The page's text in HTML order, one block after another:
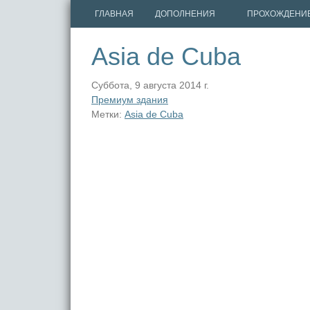
ГЛАВНАЯ ДОПОЛНЕНИЯ
Asia de Cuba
Суббота, 9 августа 2014 г.
Премиум здания
Метки: Asia de Cuba